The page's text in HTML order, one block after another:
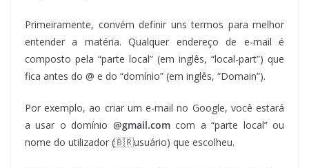
Primeiramente, convém definir uns termos para melhor
entender a matéria. Qualquer endereço de e-mail é
composto pela “parte local” (em inglês, “local-part”) que
fica antes do @ e do “domínio” (em inglês, “Domain”).
Por exemplo, ao criar um e-mail no Google, você estará
a usar o domínio @gmail.comcom a “parte local” ou
nome do utilizador (🇧🇷usuário) que escolheu.